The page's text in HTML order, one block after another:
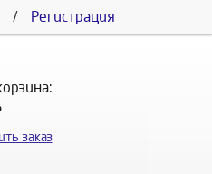
/ Регистрация
заказ